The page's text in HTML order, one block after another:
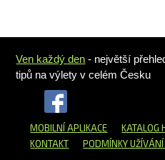
Ven každý den - největší
tipů na výlety v celém Česku
MOBILNÍ APLIKACE KATALOG
KONTAKT
PODMÍNKY UŽÍVÁNÍ